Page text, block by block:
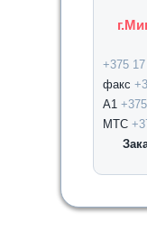
+375
факс
А1
МТС